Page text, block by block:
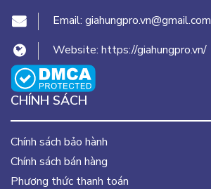
Email: giahungpro.vn@gmail.com
Website: https://giahungpro.vn/
CHÍNH SÁCH
Chính sách bảo hành
Chính sách bán hàng
Phương thức thanh toán